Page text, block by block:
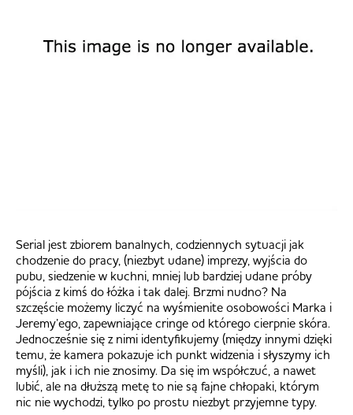
Serial jest zbiorem banalnych, codziennych sytuacji jak
chodzenie do pracy, (niezbyt udane) imprezy, wyjścia do
pubu, siedzenie w kuchni, mniej lub bardziej udane próby
pójścia z kimś do łóżka i tak dalej. Brzmi nudno? Na
szczęście możemy liczyć na wyśmienite osobowości Marka i
Jeremy’ego, zapewniające cringe od którego cierpnie skóra.
Jednocześnie się z nimi identyfikujemy (między innymi dzięki
temu, że kamera pokazuje ich punkt widzenia i słyszymy ich
myśli), jak i ich nie znosimy. Da się im współczuć, a nawet
lubić, ale na dłuższą metę to nie są fajne chłopaki, którym
nic nie wychodzi, tylko po prostu niezbyt przyjemne typy.